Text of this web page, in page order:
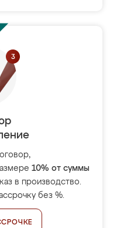
10% от суммы
в производство.
без %.